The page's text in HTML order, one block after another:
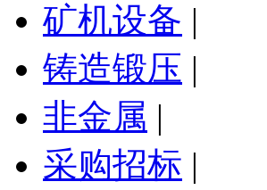
矿机设备 |
铸造锻压 |
非金属 |
采购招标 |